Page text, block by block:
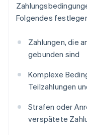
Folgendes
Zahlungen, die
gebunden sind
Komplexe
Teilzahlungen
Strafen oder
verspätete